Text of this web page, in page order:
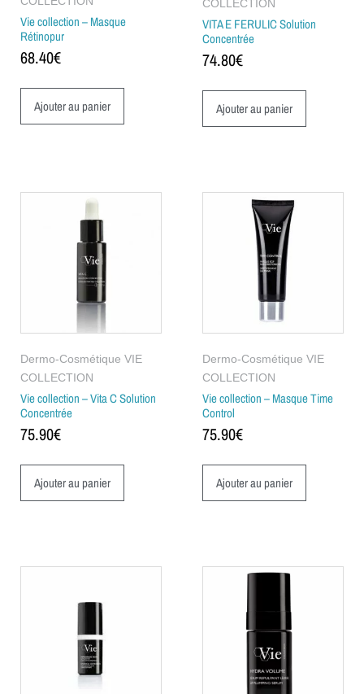
Vie collection – Masque
Rétinopur
68.40€
Ajouter au panier
COLLECTION
VITA E FERULIC Solution
Concentrée
74.80€
Ajouter au panier
Dermo-Cosmétique VIE
COLLECTION
Vie collection – Vita C Solution
Concentrée
75.90€
Ajouter au panier
Dermo-Cosmétique VIE
COLLECTION
Vie collection – Masque Time
Control
75.90€
Ajouter au panier